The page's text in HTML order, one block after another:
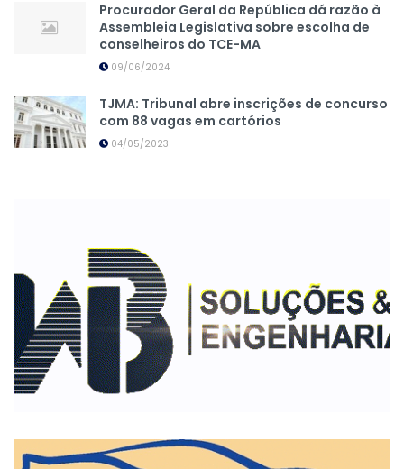
Procurador Geral da República dá razão à
Assembleia Legislativa sobre escolha de
conselheiros do TCE-MA
09/06/2024
TJMA: Tribunal abre inscrições de concurso
com 88 vagas em cartórios
04/05/2023